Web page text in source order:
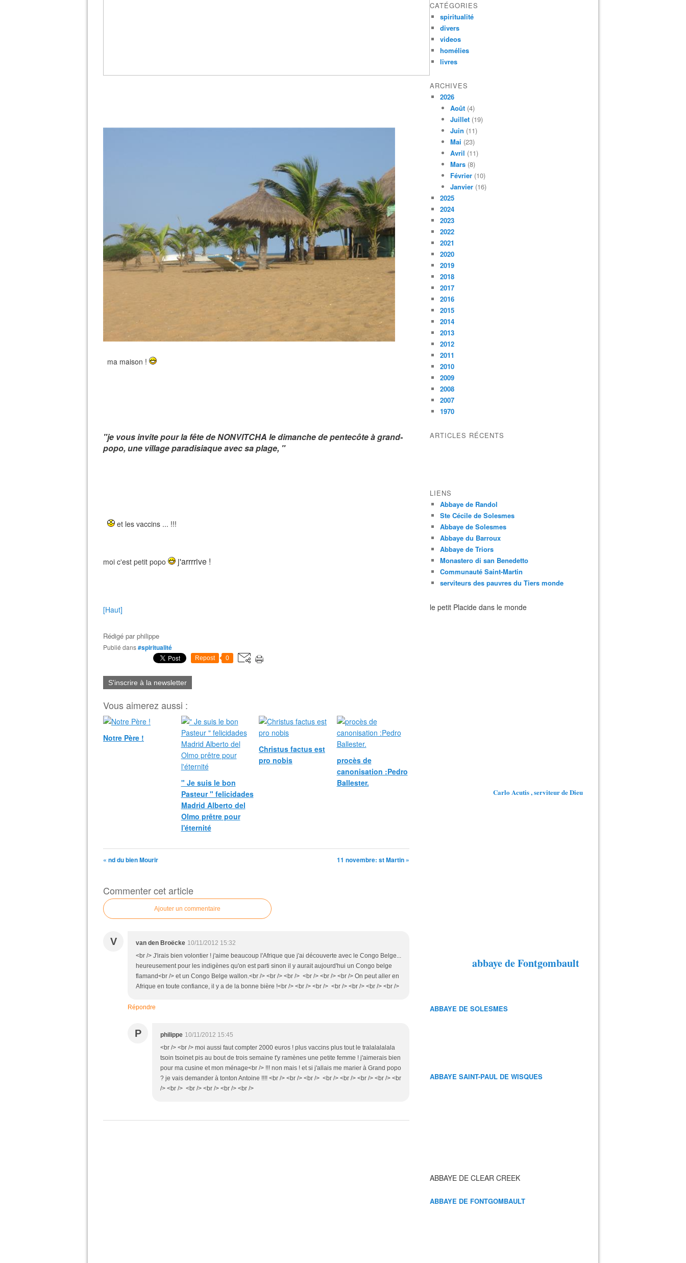
ma maison !
"je vous invite pour la fête de NONVITCHA le dimanche de pentecôte à grand-
popo, une village paradisiaque avec sa plage, "
et les vaccins ... !!!
moi c'est petit popo j'arrrrive !
[Haut]
Rédigé parphilippe
Publié dans#spiritualité
Repost 0
S'inscrire à la newsletter
Vous aimerez aussi :
Notre Père !
" Je suis le bon
Pasteur " felicidades
Madrid Alberto del
Olmo prêtre pour
l'éternité
Christus factus est
pro nobis
procès de
canonisation :Pedro
Ballester.
« nd du bien Mourir 11 novembre: st Martin »
Commenter cet article
Ajouter un commentaire
V van den Broëcke 10/11/2012 15:32
<br /> J'irais bien volontier ! j'aime beaucoup l'Afrique que j'ai découverte avec le Congo Belge...
heureusement pour les indigènes qu'on est parti sinon il y aurait aujourd'hui un Congo belge
flamand<br /> et un Congo Belge wallon.<br /> <br /> <br /> <br /> <br /> <br /> On peut aller en
Afrique en toute confiance, il y a de la bonne bière !<br /> <br /> <br /> <br /> <br /> <br /> <br />
Répondre
P philippe 10/11/2012 15:45
<br /> <br /> moi aussi faut compter 2000 euros ! plus vaccins plus tout le tralalalalala
tsoin tsoinet pis au bout de trois semaine t'y ramènes une petite femme ! j'aimerais bien
pour ma cusine et mon ménage<br /> !!! non mais ! et si j'allais me marier à Grand popo
? je vais demander à tonton Antoine !!!! <br /> <br /> <br /> <br /> <br /> <br /> <br /> <br
/> <br /> <br /> <br /> <br /> <br />
CATÉGORIES
spiritualité
divers
videos
homélies
livres
ARCHIVES
2026
Août (4)
Juillet (19)
Juin (11)
Mai (23)
Avril (11)
Mars (8)
Février (10)
Janvier (16)
2025
2024
2023
2022
2021
2020
2019
2018
2017
2016
2015
2014
2013
2012
2011
2010
2009
2008
2007
1970
ARTICLES RÉCENTS
LIENS
Abbaye de Randol
Ste Cécile de Solesmes
Abbaye de Solesmes
Abbaye du Barroux
Abbaye de Triors
Monastero di san Benedetto
Communauté Saint-Martin
serviteurs des pauvres du Tiers monde
le petit Placide dans le monde
Carlo Acutis , serviteur de Dieu
abbaye de Fontgombault
ABBAYE DE SOLESMES
ABBAYE SAINT-PAUL DE WISQUES
ABBAYE DE CLEAR CREEK
ABBAYE DE FONTGOMBAULT